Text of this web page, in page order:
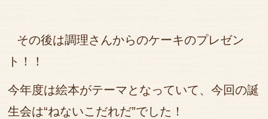
その後は調理さんからのケーキのプレゼン
ト！！
今年度は絵本がテーマとなっていて、今回の誕
生会は“ねないこだれだ”でした！